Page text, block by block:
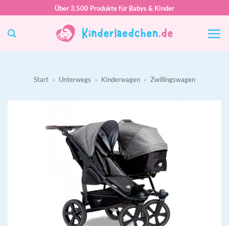
springen
Über 3.500 Produkte für Babys & Kinder
Start » Unterwegs » Kinderwagen » Zwillingswagen